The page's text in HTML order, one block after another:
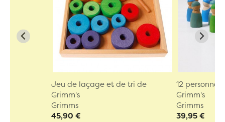
Jeu de laçage et de tri de
Grimm's
Grimms
45,90 €
12
Grimm's
Grimms
39,95 €